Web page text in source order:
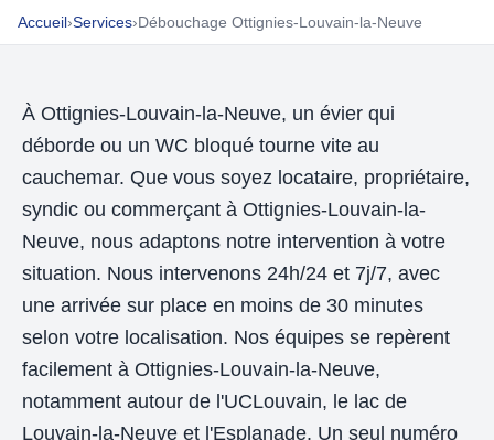
Accueil›Services›Débouchage Ottignies-Louvain-la-Neuve
À Ottignies-Louvain-la-Neuve, un évier qui
déborde ou un WC bloqué tourne vite au
cauchemar. Que vous soyez locataire, propriétaire,
syndic ou commerçant à Ottignies-Louvain-la-
Neuve, nous adaptons notre intervention à votre
situation. Nous intervenons 24h/24 et 7j/7, avec
une arrivée sur place en moins de 30 minutes
selon votre localisation. Nos équipes se repèrent
facilement à Ottignies-Louvain-la-Neuve,
notamment autour de l'UCLouvain, le lac de
Louvain-la-Neuve et l'Esplanade. Un seul numéro